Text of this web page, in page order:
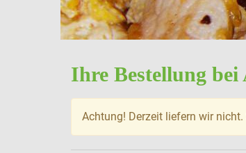
Ihre Bestellung
Achtung! Derzeit liefern wir